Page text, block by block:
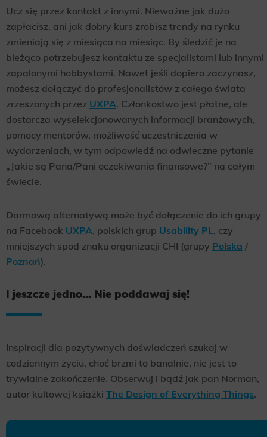
Ucz się przez kontakt z innymi. Nieważne jak dużo
zapłacisz, ani jak dobry kurs zrobisz trendy na rynku
zmieniają się z miesiąca na miesiąc. By śledzić je na
bieżąco potrzebujesz kontaktu ze specjalistami lub innymi
zapalonymi hobbystami. Nawet jeśli dopiero zaczynasz,
możesz dołączyć do profesjonalistów z całego świata
zrzeszonych przez UXPA. Członkostwo jest płatne, ale
dostarcza wyselekcjonowanych informacji branżowych,
pomocy mentorów, możliwość uczestniczenia w
wydarzeniach, w tym odpowiedź na odwieczne pytanie
„Jakie są Pana/Pani oczekiwania finansowe?” na całym
świecie.
Darmową alternatywą może być dołączenie do ich grupy
na Facebook UXPA, polskich grup Usability PL, czy
mniejszych spod znaku organizacji CHI (grupy Polska /
Poznań).
I jeszcze jedno… Nie poddawaj się!
Inspiracji dla pozytywnych doświadczeń szukaj w
codziennym życiu, choć brzmi to banalnie, nie jest to
trywialne zakończenie. Obserwuj i bądź jak pan Norman,
autor kultowej książki The Design of Everything Things.